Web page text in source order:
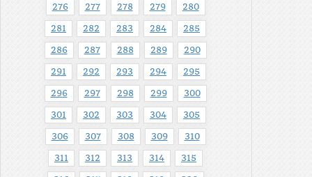
276 277 278 279 280
281 282 283 284 285
286 287 288 289 290
291 292 293 294 295
296 297 298 299 300
301 302 303 304 305
306 307 308 309 310
311 312 313 314 315